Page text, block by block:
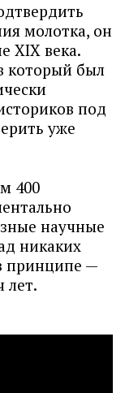
молотка, он
XIX века.
который был
под
уже
400
научные
никаких
принципе —
лет.